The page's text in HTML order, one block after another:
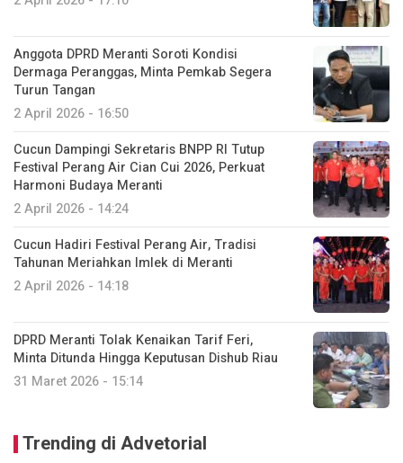
Anggota DPRD Meranti Soroti Kondisi
Dermaga Peranggas, Minta Pemkab Segera
Turun Tangan
2 April 2026 - 16:50
Cucun Dampingi Sekretaris BNPP RI Tutup
Festival Perang Air Cian Cui 2026, Perkuat
Harmoni Budaya Meranti
2 April 2026 - 14:24
Cucun Hadiri Festival Perang Air, Tradisi
Tahunan Meriahkan Imlek di Meranti
2 April 2026 - 14:18
DPRD Meranti Tolak Kenaikan Tarif Feri,
Minta Ditunda Hingga Keputusan Dishub Riau
31 Maret 2026 - 15:14
Trending di Advetorial